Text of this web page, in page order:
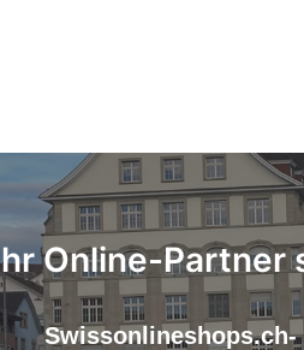
Online-Partner
Swissonlineshops.ch-